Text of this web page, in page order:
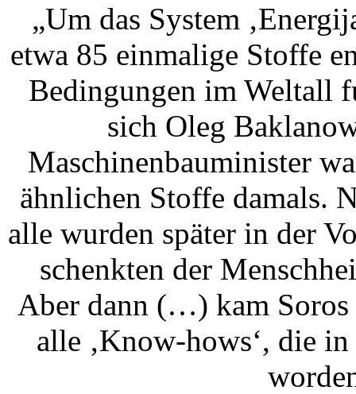
„Um das System
etwa 85 einmalige Stoffe
Bedingungen im Weltall
sich Oleg
Maschinenbauminister
ähnlichen Stoffe damals.
alle wurden später in der
schenkten der
Aber dann (…) kam Soros
alle ‚Know-hows‘, die in